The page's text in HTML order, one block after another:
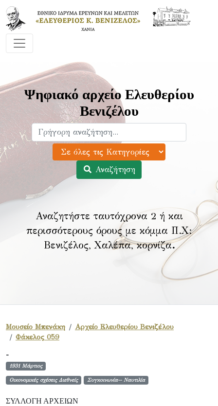
Ψηφιακό αρχείο Ελευθερίου
Βενιζέλου
Αναζήτηση
Αναζητήστε ταυτόχρονα 2 ή και
περισσότερους όρους με κόμμα Π.Χ:
Βενιζέλος, Χαλέπα, κορνίζα.
Μουσείο Μπενάκη
Αρχείο Ελευθερίου Βενιζέλου
Φάκελος 059
-
1931 Μάρτιος
Οικονομικές σχέσεις Διεθνείς Συγκοινωνία-- Ναυτιλία
ΣΥΛΛΟΓΉ ΑΡΧΕΊΩΝ